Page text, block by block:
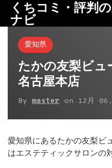
くちコミ・評判
ナビ
愛知県
たかの友梨ビュ
名古屋本店
By master on 12月
愛知県にあるたかの友梨ビ
はエステティックサロンの